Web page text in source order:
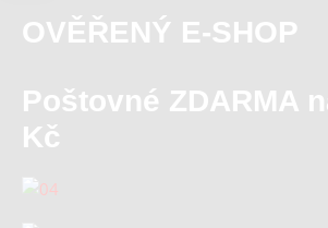
OVĚŘENÝ E-SHOP
Poštovné ZDARMA
Kč